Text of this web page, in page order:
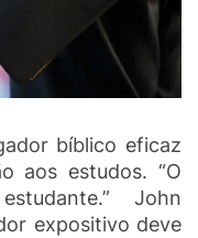
bíblico eficaz
aos estudos. “O
John
expositivo deve